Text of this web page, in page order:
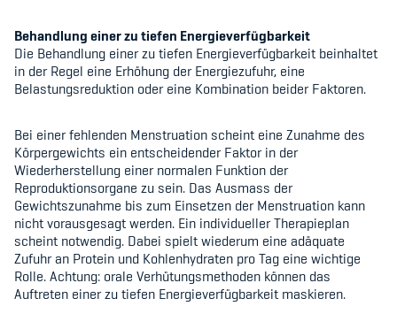
Behandlung einer zu tiefen Energieverfügbarkeit
Die Behandlung einer zu tiefen Energieverfügbarkeit beinhaltet
in der Regel eine Erhöhung der Energiezufuhr, eine
Belastungsreduktion oder eine Kombination beider Faktoren.
Bei einer fehlenden Menstruation scheint eine Zunahme des
Körpergewichts ein entscheidender Faktor in der
Wiederherstellung einer normalen Funktion der
Reproduktionsorgane zu sein. Das Ausmass der
Gewichtszunahme bis zum Einsetzen der Menstruation kann
nicht vorausgesagt werden. Ein individueller Therapieplan
scheint notwendig. Dabei spielt wiederum eine adäquate
Zufuhr an Protein und Kohlenhydraten pro Tag eine wichtige
Rolle. Achtung: orale Verhütungsmethoden können das
Auftreten einer zu tiefen Energieverfügbarkeit maskieren.